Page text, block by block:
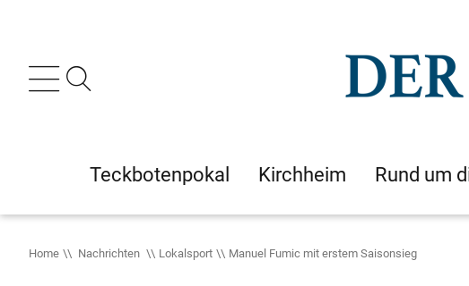
Teckbotenpokal Kirchheim Rund um
Home Nachrichten Lokalsport Manuel Fumic mit erstem Saisonsieg